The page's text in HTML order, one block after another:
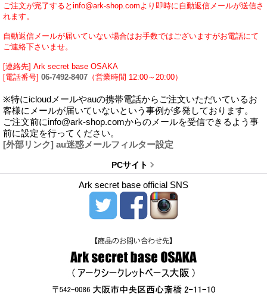
ご注文が完了するとinfo@ark-shop.comより即時に自動返信メールが送信さ
れます。
自動返信メールが届いていない場合はお手数ではございますがお電話にて
ご連絡下さいませ。
[連絡先] Ark secret base OSAKA
[電話番号] 06-7492-8407 （営業時間 12:00～20:00）
※特にicloudメールやauの携帯電話からご注文いただいているお
客様にメールが届いていないという事例が多発しております。
ご注文前にinfo@ark-shop.comからのメールを受信できるよう事
前に設定を行ってください。
[外部リンク] au迷惑メールフィルター設定
PCサイト
Ark secret base official SNS